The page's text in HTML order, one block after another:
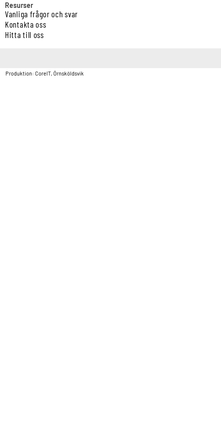
Resurser
Vanliga frågor och svar
Kontakta oss
Hitta till oss
Produktion: CoreIT, Örnsköldsvik